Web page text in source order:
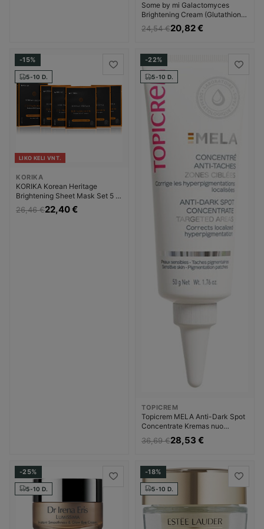
Some by mi Galactomyces
Brightening Cream (Glutathione
Brightening Cream) Kremas nuo
pigmentinių dėmių Moterims
24,54 €20,82 €
-15%
5-10 D.
LIKO KELI VNT.
KORIKA
KORIKA Korean Heritage
Brightening Sheet Mask Set 5 ×
Skaistinamoji veido kaukė
Moterims
26,46 €22,40 €
-22%
5-10 D.
TOPICREM
Topicrem MELA Anti-Dark Spot
Concentrate Kremas nuo
pigmentinių dėmių Moterims
36,69 €28,53 €
-25%
5-10 D.
-18%
5-10 D.